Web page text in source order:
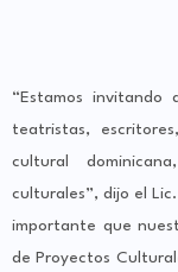
“Estamos invitando
teatristas,
cultural
culturales”, dijo el
importante que
de Proyectos